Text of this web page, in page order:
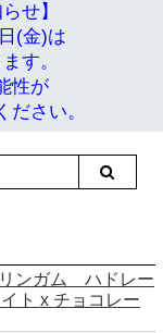
せ】
(金)は
す。
性が
さい。
ンガム ハドレー
ト x チョコレー